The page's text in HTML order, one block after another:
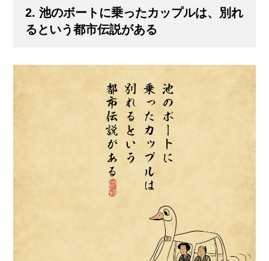
2. 池のボートに乗ったカップルは、別れ
るという都市伝説がある